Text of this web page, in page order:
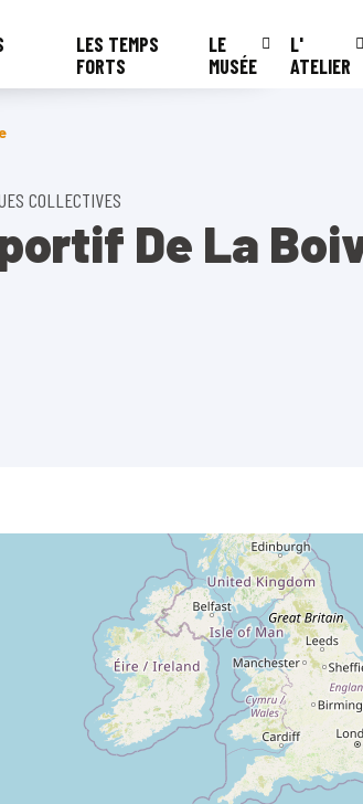
LES TEMPS
FORTS
LE
MUSÉE
L'
ATELIER
COLLECTIVES
De La